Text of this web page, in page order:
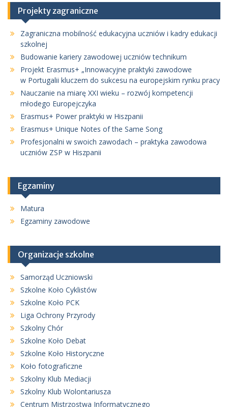
Projekty zagraniczne
Zagraniczna mobilność edukacyjna uczniów i kadry edukacji
szkolnej
Budowanie kariery zawodowej uczniów technikum
Projekt Erasmus+ „Innowacyjne praktyki zawodowe
w Portugalii kluczem do sukcesu na europejskim rynku pracy
Nauczanie na miarę XXI wieku – rozwój kompetencji
młodego Europejczyka
Erasmus+ Power praktyki w Hiszpanii
Erasmus+ Unique Notes of the Same Song
Profesjonalni w swoich zawodach – praktyka zawodowa
uczniów ZSP w Hiszpanii
Egzaminy
Matura
Egzaminy zawodowe
Organizacje szkolne
Samorząd Uczniowski
Szkolne Koło Cyklistów
Szkolne Koło PCK
Liga Ochrony Przyrody
Szkolny Chór
Szkolne Koło Debat
Szkolne Koło Historyczne
Koło fotograficzne
Szkolny Klub Mediacji
Szkolny Klub Wolontariusza
Centrum Mistrzostwa Informatycznego